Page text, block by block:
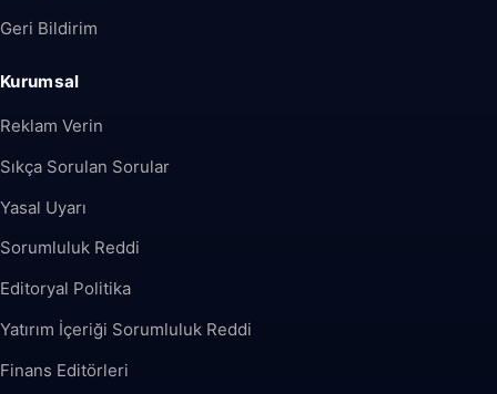
Geri Bildirim
Kurumsal
Reklam Verin
Sıkça Sorulan Sorular
Yasal Uyarı
Sorumluluk Reddi
Editoryal Politika
Yatırım İçeriği Sorumluluk Reddi
Finans Editörleri